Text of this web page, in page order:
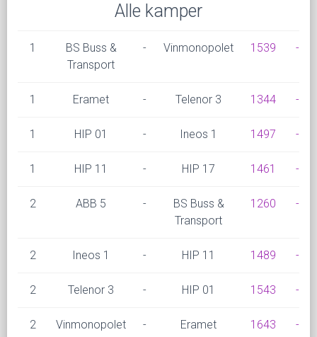
Alle kamper
1
BS Buss &
Transport
- Vinmonopolet 1539 -
1 Eramet - Telenor 3 1344 -
1 HIP 01 - Ineos 1 1497 -
1 HIP 11 - HIP 17 1461 -
2 ABB 5 -
BS Buss &
Transport
1260 -
2 Ineos 1 - HIP 11 1489 -
2 Telenor 3 - HIP 01 1543 -
2 Vinmonopolet - Eramet 1643 -